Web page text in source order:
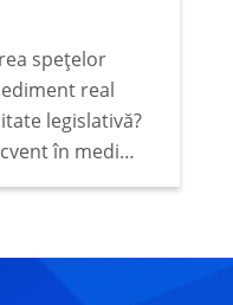
spețelor
real
legislativă?
în mediul
deținători